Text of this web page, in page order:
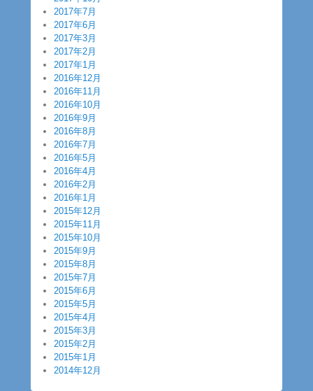
2017年7月
2017年6月
2017年3月
2017年2月
2017年1月
2016年12月
2016年11月
2016年10月
2016年9月
2016年8月
2016年7月
2016年5月
2016年4月
2016年2月
2016年1月
2015年12月
2015年11月
2015年10月
2015年9月
2015年8月
2015年7月
2015年6月
2015年5月
2015年4月
2015年3月
2015年2月
2015年1月
2014年12月